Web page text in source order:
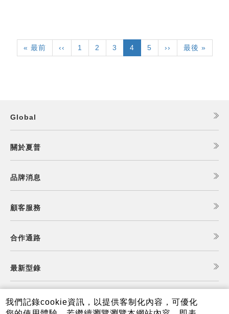
First
page
« 最前
Previous
page
‹‹
頁
面
1
頁
面
2
頁
面
3
目
前
4
頁
面
5
下
一
››
Last
page
最後 »
Global
關於夏普
品牌消息
顧客服務
合作通路
最新型錄
食譜查詢
我們記錄cookie資訊，以提供客制化內容，可優化